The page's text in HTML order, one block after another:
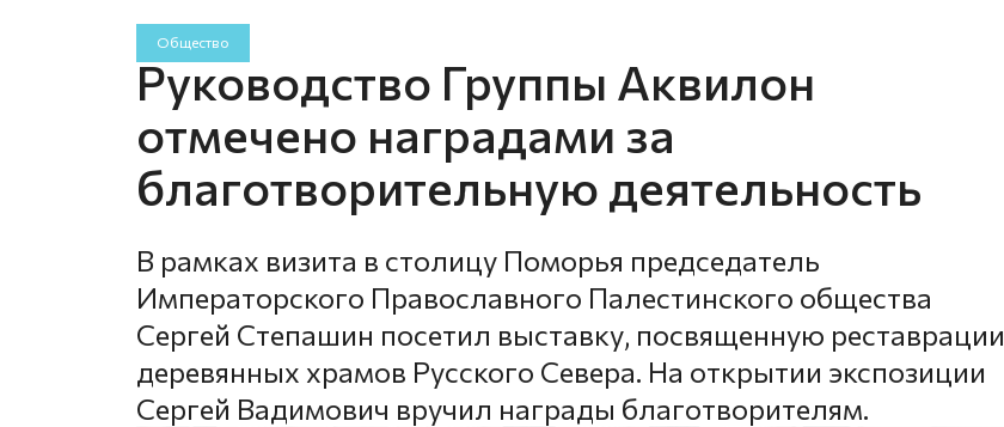
Общество
Руководство Группы Аквилон
отмечено наградами за
благотворительную деятельность
В рамках визита в столицу Поморья председатель
Императорского Православного Палестинского общества
Сергей Степашин посетил выставку, посвященную реставрации
деревянных храмов Русского Севера. На открытии экспозиции
Сергей Вадимович вручил награды благотворителям.